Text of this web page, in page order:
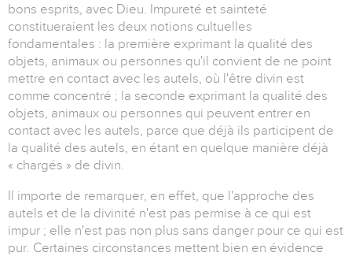
bons esprits, avec Dieu. Impureté et sainteté
constitueraient les deux notions cultuelles
fondamentales : la première exprimant la qualité des
objets, animaux ou personnes qu'il convient de ne point
mettre en contact avec les autels, où l'être divin est
comme concentré ; la seconde exprimant la qualité des
objets, animaux ou personnes qui peuvent entrer en
contact avec les autels, parce que déjà ils participent de
la qualité des autels, en étant en quelque manière déjà
« chargés » de divin.
Il importe de remarquer, en effet, que l'approche des
autels et de la divinité n'est pas permise à ce qui est
impur ; elle n'est pas non plus sans danger pour ce qui est
pur. Certaines circonstances mettent bien en évidence